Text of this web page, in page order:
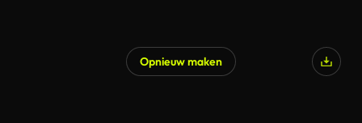
Opnieuw maken